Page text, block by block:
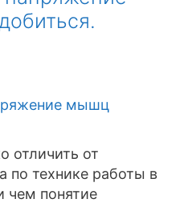
отличить от
по технике работы в
чем понятие